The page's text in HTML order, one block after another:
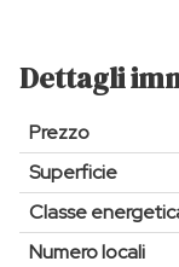
Dettagli
Prezzo
Superficie
Classe
Numero locali